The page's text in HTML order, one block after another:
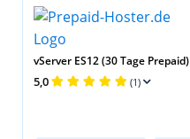
vServer ES12 (30 Tage Prepaid)
5,0 (1)